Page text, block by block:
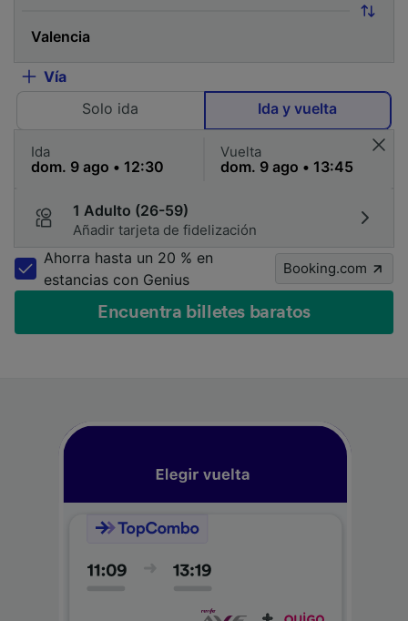
Vía
Solo ida
Ida y vuelta
Ida Vuelta
1 Adulto (26-59)
Añadir tarjeta de fidelización
Ahorra hasta un 20 % en
estancias con Genius
Booking.com
Encuentra billetes baratos